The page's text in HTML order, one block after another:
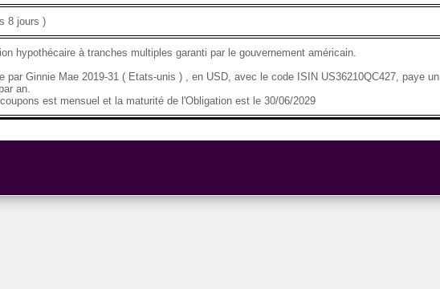
8 jours )
hypothécaire à tranches multiples garanti par le gouvernement américain.
par Ginnie Mae 2019-31 ( Etats-unis ) , en USD, avec le code ISIN US36210QC427, paye un
an.
est mensuel et la maturité de l'Obligation est le 30/06/2029